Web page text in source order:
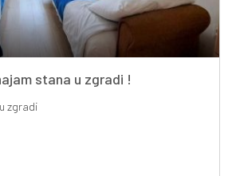
stana u zgradi !
zgradi